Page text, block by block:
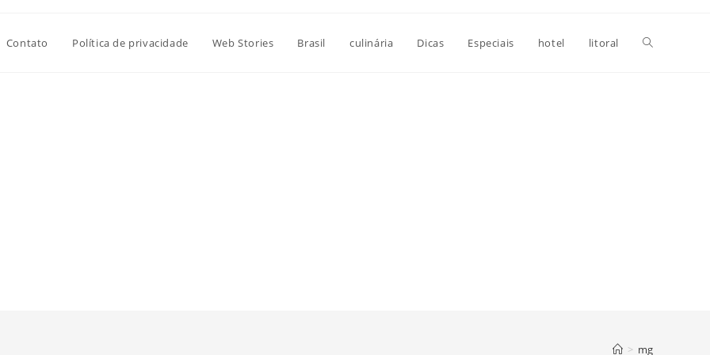
Contato Política de privacidade Web Stories Brasil culinária Dicas Especiais hotel litoral Alternar
> mg